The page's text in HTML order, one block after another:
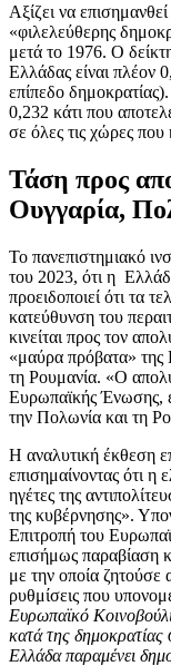
Αξίζει να
«φιλελεύθερης
μετά το 1976. Ο
Ελλάδας είναι πλέον
επίπεδο
0,232 κάτι που
σε όλες τις χώρες
Τάση προς
Ουγγαρία,
Το πανεπιστημιακό
του 2023, ότι η
προειδοποιεί ότι τα
κατεύθυνση του
κινείται προς τον
«μαύρα πρόβατα»
τη Ρουμανία. «Ο
Ευρωπαϊκής Ένωσης,
την Πολωνία και τη
Η αναλυτική έκθεση
επισημαίνοντας ότι
ηγέτες της
της κυβέρνησης».
Επιτροπή του
επισήμως παραβίαση
με την οποία ζητούσε
ρυθμίσεις που
Ευρωπαϊκό
κατά της
Ελλάδα παραμένει